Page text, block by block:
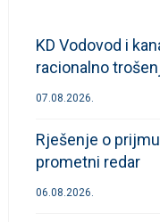
KD Vodovod i
racionalno
07.08.2026.
Rješenje o
prometni redar
06.08.2026.